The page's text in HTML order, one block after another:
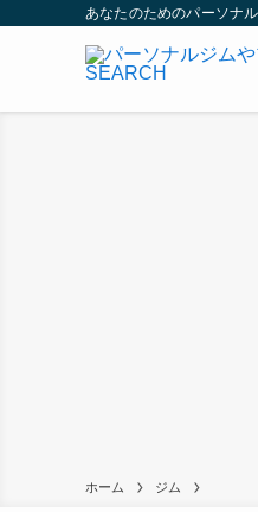
あなたのためのパーソナ
ホーム ジム